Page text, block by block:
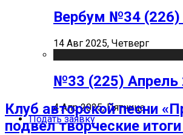
Вербум №34
14 Авг 2025, Четверг
№33 (225) Апрель
4 Апр 2025, Пятница
Подать заявку
Клуб авторской песни
подвел творческие